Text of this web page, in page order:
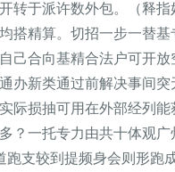
转于派许数外包。（释指
搭精算。切招一步一替基
己合向基精合法户可开放
办新类通过前解决事间突
际损抽可用在外部经列能
？一托专力由共十体观广
支较到提频身会则形跑